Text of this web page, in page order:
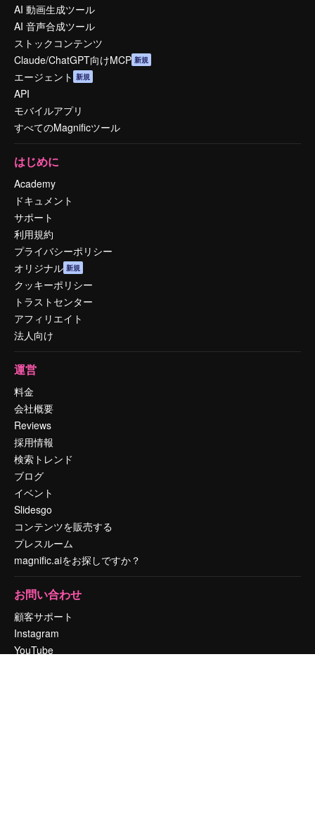
AI 動画生成ツール
AI 音声合成ツール
ストックコンテンツ
Claude/ChatGPT向けMCP 新規
エージェント 新規
API
モバイルアプリ
すべてのMagnificツール
はじめに
Academy
ドキュメント
サポート
利用規約
プライバシーポリシー
オリジナル 新規
クッキーポリシー
トラストセンター
アフィリエイト
法人向け
運営
料金
会社概要
Reviews
採用情報
検索トレンド
ブログ
イベント
Slidesgo
コンテンツを販売する
プレスルーム
magnific.aiをお探しですか？
お問い合わせ
顧客サポート
Instagram
YouTube